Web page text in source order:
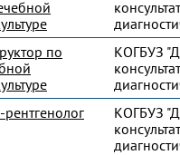
по
КОГБУЗ
рентгенолог
КОГБУЗ